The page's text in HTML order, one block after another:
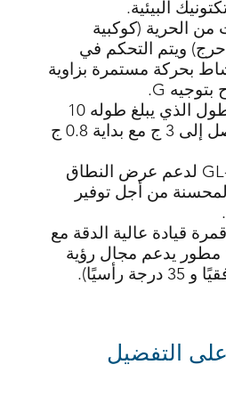
البيئية.
من الحرية (كوكبية
ويتم التحكم في
بحركة مستمرة بزاوية
يمكن لذراعها الأطول الذي يبلغ طوله 10
أقدام تحمل ما يصل إلى 3 ج مع بداية 0.8 ج
تم تصميم GL- 4000 لدعم عرض النطاق
من أجل توفير
قيادة عالية الدقة مع
يدعم مجال رؤية
التفضيل